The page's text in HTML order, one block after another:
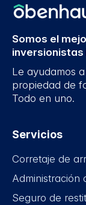
Somos el
inversionistas
Le ayudamos
propiedad de
Todo en uno.
Servicios
Corretaje de
Administración
Seguro de